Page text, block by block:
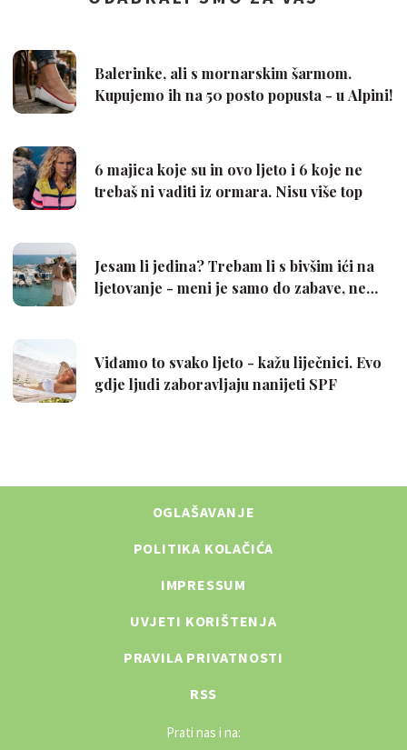
OGLAŠAVANJE
POLITIKA KOLAČIĆA
IMPRESSUM
UVJETI KORIŠTENJA
PRAVILA PRIVATNOSTI
RSS
Prati nas i na: